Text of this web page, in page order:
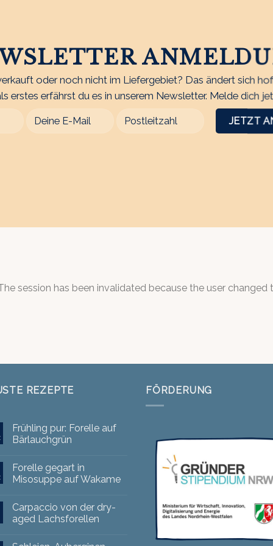
oder noch nicht im Liefergebiet? Das ändert sich
erstes erfährst du es in unserem Newsletter. Melde dich
session has been invalidated because the user
REZEPTE
Frühling pur: Forelle auf
Bärlauchgrün
Forelle gegart in
Misosuppe auf Wakame
Carpaccio von der dry-
aged Lachsforellen
FÖRDERUNG